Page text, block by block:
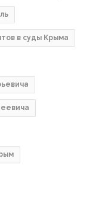
в суды Крыма